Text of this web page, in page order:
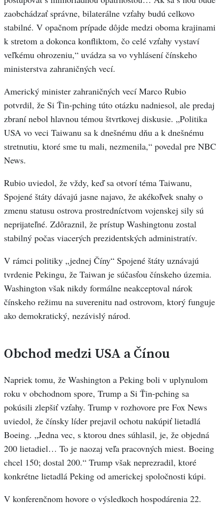
zaobchádzať správne, bilaterálne vzťahy budú celkovo
stabilné. V opačnom prípade dôjde medzi oboma krajinami
k stretom a dokonca konfliktom, čo celé vzťahy vystaví
veľkému ohrozeniu,“ uvádza sa vo vyhlásení čínskeho
ministerstva zahraničných vecí.
Americký minister zahraničných vecí Marco Rubio
potvrdil, že Si Ťin-pching túto otázku nadniesol, ale predaj
zbraní nebol hlavnou témou štvrtkovej diskusie. „Politika
USA vo veci Taiwanu sa k dnešnému dňu a k dnešnému
stretnutiu, ktoré sme tu mali, nezmenila,“ povedal pre NBC
News.
Rubio uviedol, že vždy, keď sa otvorí téma Taiwanu,
Spojené štáty dávajú jasne najavo, že akékoľvek snahy o
zmenu statusu ostrova prostredníctvom vojenskej sily sú
neprijateľné. Zdôraznil, že prístup Washingtonu zostal
stabilný počas viacerých prezidentských administratív.
V rámci politiky „jednej Číny“ Spojené štáty uznávajú
tvrdenie Pekingu, že Taiwan je súčasťou čínskeho územia.
Washington však nikdy formálne neakceptoval nárok
čínskeho režimu na suverenitu nad ostrovom, ktorý funguje
ako demokratický, nezávislý národ.
Obchod medzi USA a Čínou
Napriek tomu, že Washington a Peking boli v uplynulom
roku v obchodnom spore, Trump a Si Ťin-pching sa
pokúsili zlepšiť vzťahy. Trump v rozhovore pre Fox News
uviedol, že čínsky líder prejavil ochotu nakúpiť lietadlá
Boeing. „Jedna vec, s ktorou dnes súhlasil, je, že objedná
200 lietadiel… To je naozaj veľa pracovných miest. Boeing
chcel 150; dostal 200.“ Trump však neprezradil, ktoré
konkrétne lietadlá Peking od americkej spoločnosti kúpi.
V konferenčnom hovore o výsledkoch hospodárenia 22.